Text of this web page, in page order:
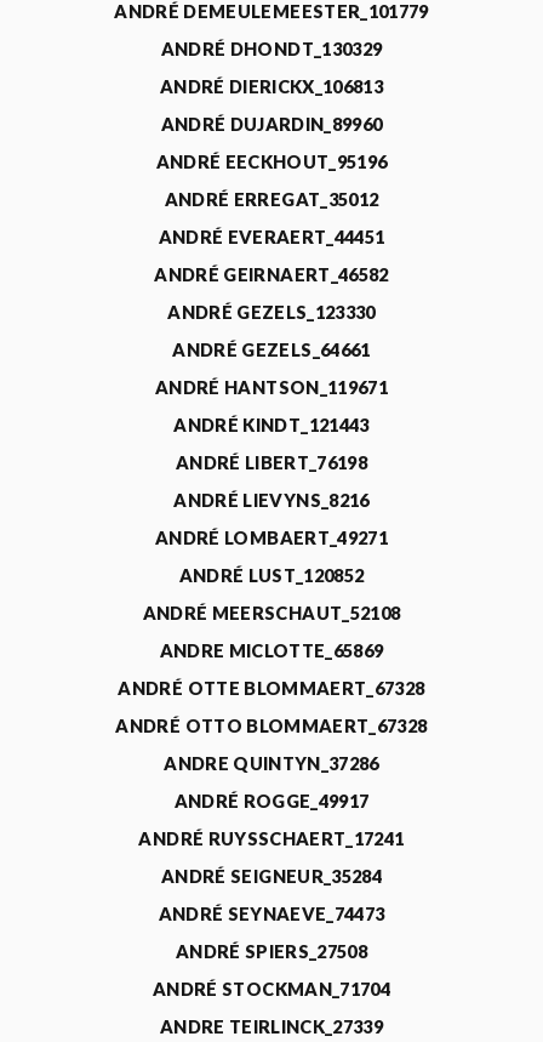
ANDRÉ DEMEULEMEESTER_101779
ANDRÉ DHONDT_130329
ANDRÉ DIERICKX_106813
ANDRÉ DUJARDIN_89960
ANDRÉ EECKHOUT_95196
ANDRÉ ERREGAT_35012
ANDRÉ EVERAERT_44451
ANDRÉ GEIRNAERT_46582
ANDRÉ GEZELS_123330
ANDRÉ GEZELS_64661
ANDRÉ HANTSON_119671
ANDRÉ KINDT_121443
ANDRÉ LIBERT_76198
ANDRÉ LIEVYNS_8216
ANDRÉ LOMBAERT_49271
ANDRÉ LUST_120852
ANDRÉ MEERSCHAUT_52108
ANDRE MICLOTTE_65869
ANDRÉ OTTE BLOMMAERT_67328
ANDRÉ OTTO BLOMMAERT_67328
ANDRE QUINTYN_37286
ANDRÉ ROGGE_49917
ANDRÉ RUYSSCHAERT_17241
ANDRÉ SEIGNEUR_35284
ANDRÉ SEYNAEVE_74473
ANDRÉ SPIERS_27508
ANDRÉ STOCKMAN_71704
ANDRE TEIRLINCK_27339